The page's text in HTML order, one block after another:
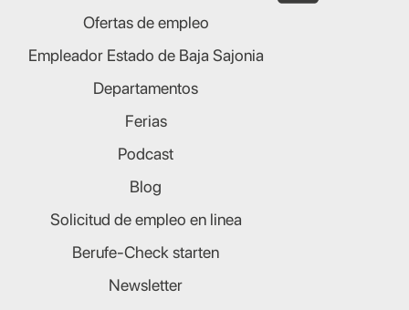
Ofertas de empleo
Empleador Estado de Baja Sajonia
Departamentos
Ferias
Podcast
Blog
Solicitud de empleo en linea
Berufe-Check starten
Newsletter